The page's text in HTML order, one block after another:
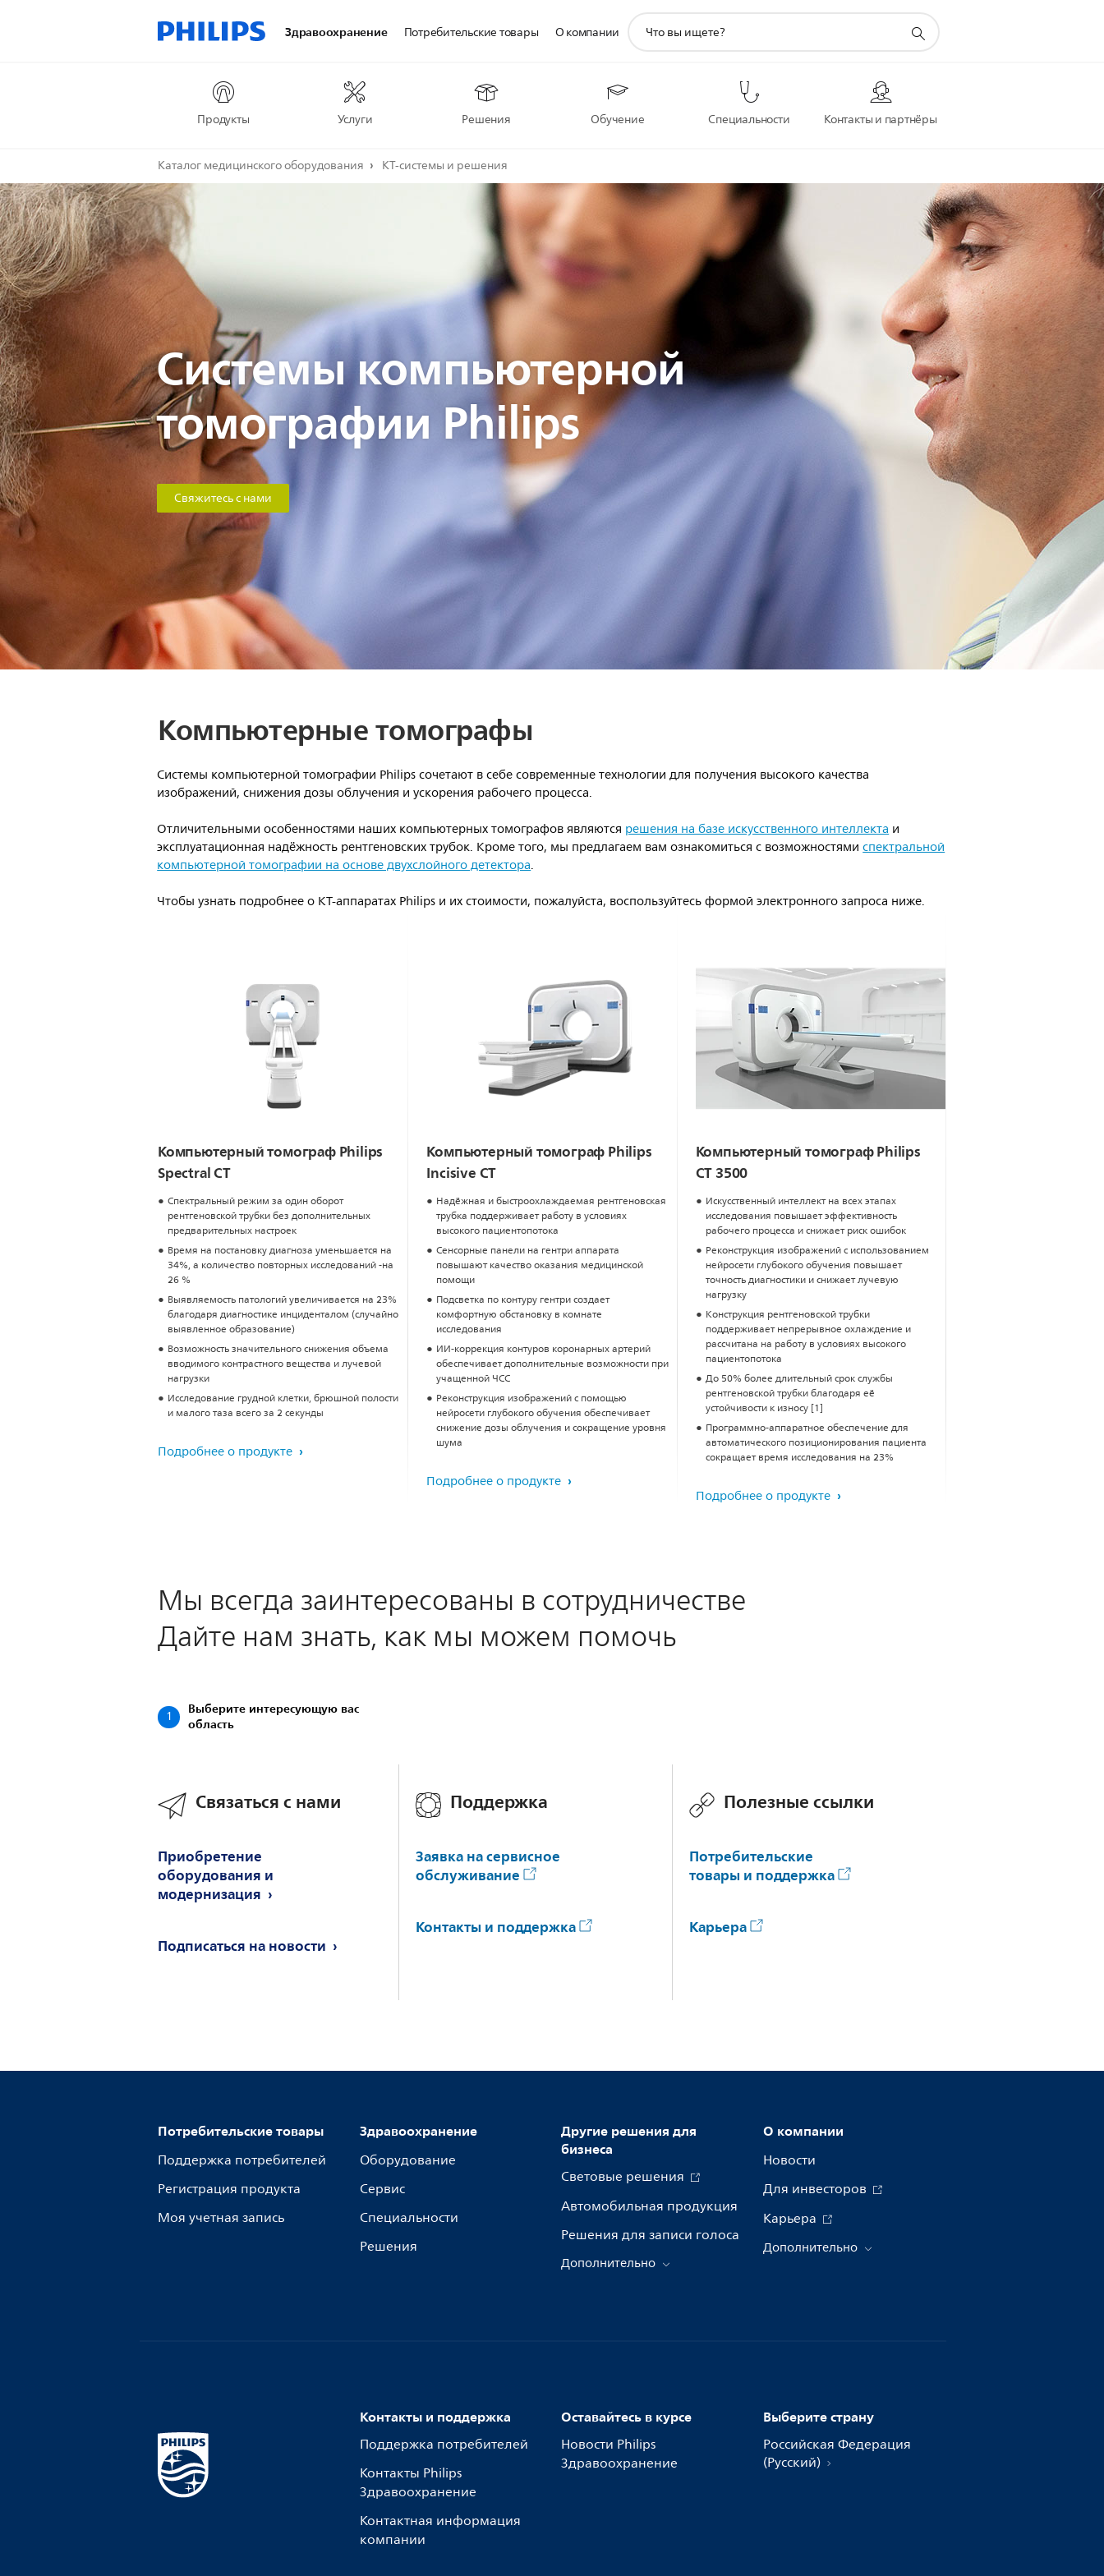
Здравоохранение
Продукты Услуги Решения Обучение Специальности Контакты и партнёры
Потребительские товары О компании
поддержки
Каталог медицинского оборудования КТ-системы и решения
Системы компьютерной
томографии Philips
Свяжитесь с нами
Компьютерные томографы
Системы компьютерной томографии Philips сочетают в себе современные технологии для получения высокого качества
изображений, снижения дозы облучения и ускорения рабочего процесса.
Отличительными особенностями наших компьютерных томографов являются решения на базе искусственного интеллектаи
эксплуатационная надёжность рентгеновских трубок. Кроме того, мы предлагаем вам ознакомиться с возможностямиспектральной
компьютерной томографии на основе двухслойного детектора.
Чтобы узнать подробнее о КТ-аппаратах Philips и их стоимости, пожалуйста, воспользуйтесь формой электронного запроса ниже.
Компьютерный томограф Philips
Spectral CT
Спектральный режим за один оборот
рентгеновской трубки без дополнительных
предварительных настроек
Время на постановку диагноза уменьшается на
34%, а количество повторных исследований -на
26 %
Выявляемость патологий увеличивается на 23%
благодаря диагностике инциденталом (случайно
выявленное образование)
Возможность значительного снижения объема
вводимого контрастного вещества и лучевой
нагрузки
Исследование грудной клетки, брюшной полости
и малого таза всего за 2 секунды
Подробнее о продукте
Компьютерный томограф Philips
Incisive CT
Надёжная и быстроохлаждаемая рентгеновская
трубка поддерживает работу в условиях
высокого пациентопотока
Сенсорные панели на гентри аппарата
повышают качество оказания медицинской
помощи
Подсветка по контуру гентри создает
комфортную обстановку в комнате
исследования
ИИ-коррекция контуров коронарных артерий
обеспечивает дополнительные возможности при
учащенной ЧСС
Реконструкция изображений с помощью
нейросети глубокого обучения обеспечивает
снижение дозы облучения и сокращение уровня
шума
Подробнее о продукте
Компьютерный томограф Philips
CT 3500
Искусственный интеллект на всех этапах
исследования повышает эффективность
рабочего процесса и снижает риск ошибок
Реконструкция изображений с использованием
нейросети глубокого обучения повышает
точность диагностики и снижает лучевую
нагрузку
Конструкция рентгеновской трубки
поддерживает непрерывное охлаждение и
рассчитана на работу в условиях высокого
пациентопотока
До 50% более длительный срок службы
рентгеновской трубки благодаря её
устойчивости к износу [1]
Программно-аппаратное обеспечение для
автоматического позиционирования пациента
сокращает время исследования на 23%
Подробнее о продукте
Мы всегда заинтересованы в сотрудничестве
Дайте нам знать, как мы можем помочь
1 Выберите интересующую вас
область
Связаться с нами
Приобретение
оборудования и
модернизация
Подписаться на новости
Поддержка
Заявка на сервисное
обслуживание
Контакты и поддержка
Полезные ссылки
Потребительские
товары и поддержка
Карьера
Потребительские товары
Поддержка потребителей
Регистрация продукта
Моя учетная запись
Здравоохранение
Оборудование
Сервис
Специальности
Решения
Другие решения для
бизнеса
Световые решения
Автомобильная продукция
Решения для записи голоса
Дополнительно
О компании
Новости
Для инвесторов
Карьера
Дополнительно
Контакты и поддержка
Поддержка потребителей
Контакты Philips
Здравоохранение
Контактная информация
компании
Оставайтесь в курсе
Новости Philips
Здравоохранение
Выберите страну
Российская Федерация
(Русский)